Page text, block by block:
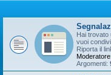
Hai trovato
vuoi
Riporta il
Moderatore:
Argomenti: